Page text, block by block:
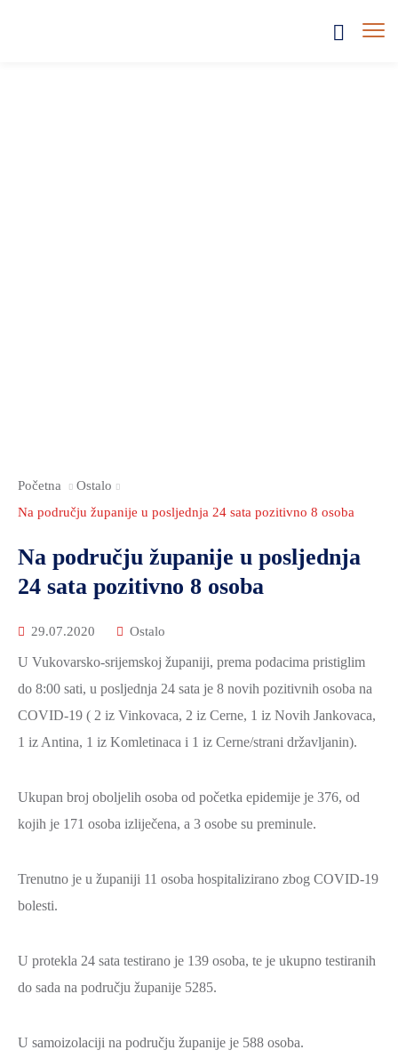
Početna
Ostalo
Na području županije u posljednja 24 sata pozitivno 8 osoba
Na području županije u posljednja
24 sata pozitivno 8 osoba
29.07.2020 Ostalo
U Vukovarsko-srijemskoj županiji, prema podacima pristiglim
do 8:00 sati, u posljednja 24 sata je 8 novih pozitivnih osoba na
COVID-19 ( 2 iz Vinkovaca, 2 iz Cerne, 1 iz Novih Jankovaca,
1 iz Antina, 1 iz Komletinaca i 1 iz Cerne/strani državljanin).
Ukupan broj oboljelih osoba od početka epidemije je 376, od
kojih je 171 osoba izliječena, a 3 osobe su preminule.
Trenutno je u županiji 11 osoba hospitalizirano zbog COVID-19
bolesti.
U protekla 24 sata testirano je 139 osoba, te je ukupno testiranih
do sada na području županije 5285.
U samoizolaciji na području županije je 588 osoba.